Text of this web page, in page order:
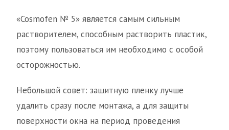
«Cosmofen № 5» является самым сильным
растворителем, способным растворить пластик,
поэтому пользоваться им необходимо с особой
осторожностью.
Небольшой совет: защитную пленку лучше
удалить сразу после монтажа, а для защиты
поверхности окна на период проведения